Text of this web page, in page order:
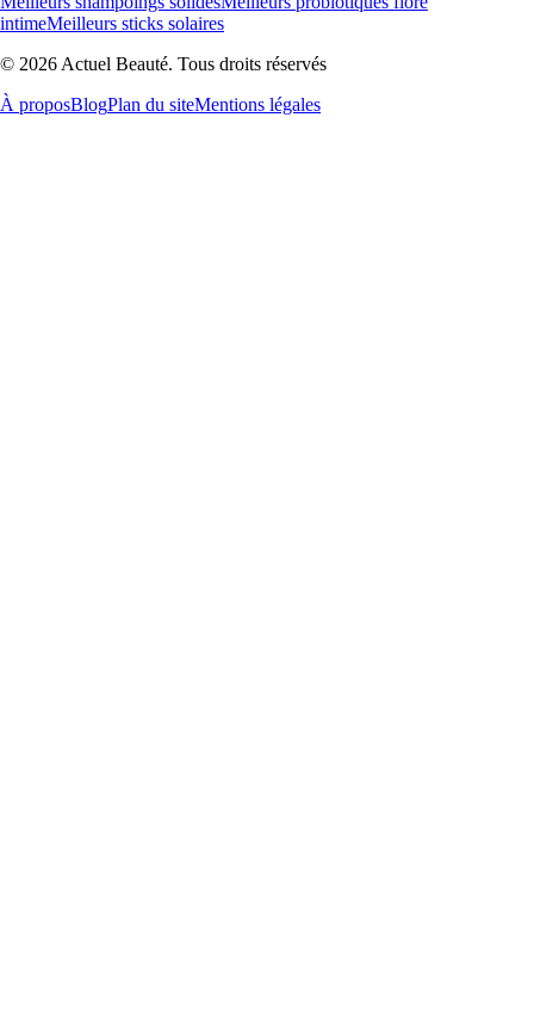
intimeMeilleurs sticks solaires
© 2026 Actuel Beauté. Tous droits réservés
À proposBlogPlan du siteMentions légales